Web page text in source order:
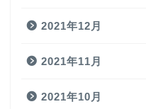
2021年12月
2021年11月
2021年10月